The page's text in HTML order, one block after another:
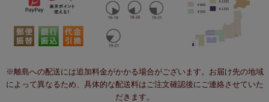
※離島への配送には追加料金がかかる場合がございます。お届け先の地域
によって異なるため、具体的な配送料はご注文確認後にご連絡させていた
だきます。